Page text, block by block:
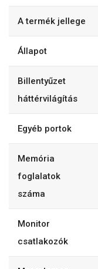
A termék jellege
Állapot
Billentyűzet
háttérvilágítás
Egyéb portok
Memória
foglalatok
száma
Monitor
csatlakozók